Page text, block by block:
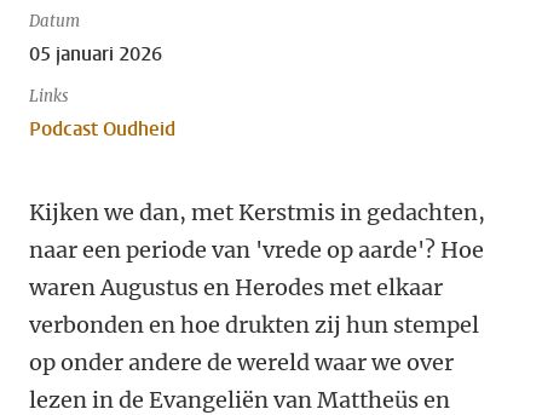
Datum
05 januari 2026
Links
Podcast Oudheid
Kijken we dan, met Kerstmis in gedachten,
naar een periode van 'vrede op aarde'? Hoe
waren Augustus en Herodes met elkaar
verbonden en hoe drukten zij hun stempel
op onder andere de wereld waar we over
lezen in de Evangeliën van Mattheüs en